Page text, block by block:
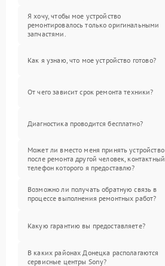
Я хочу, чтобы мое устройство
ремонтировалось только оригинальными
запчастями.
Как я узнаю, что мое устройство готово?
От чего зависит срок ремонта техники?
Диагностика проводится бесплатно?
Может ли вместо меня принять устройство
после ремонта другой человек, контактный
телефон которого я предоставлю?
Возможно ли получать обратную связь в
процессе выполнения ремонтных работ?
Какую гарантию вы предоставляете?
В каких районах Донецка располагаются
сервисные центры Sony?